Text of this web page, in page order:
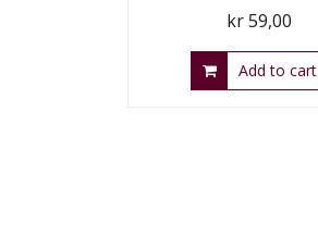
kr59,00
Add to cart